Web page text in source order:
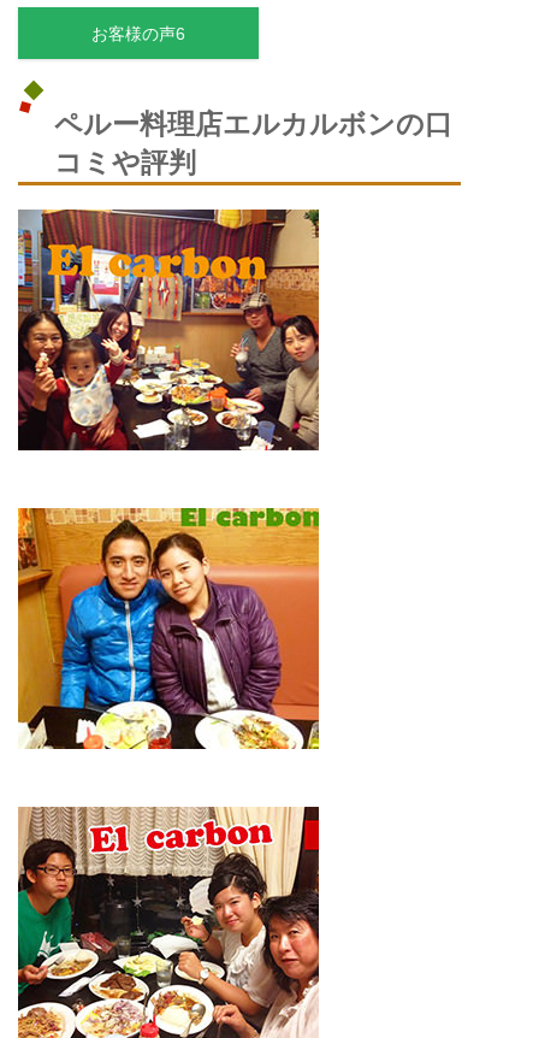
お客様の声6
ペルー料理店エルカルボンの口
コミや評判